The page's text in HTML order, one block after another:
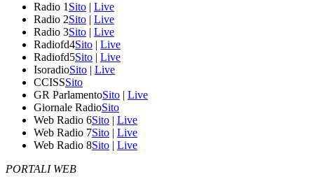
Radio 1 Sito | Live
Radio 2Sito | Live
Radio 3Sito | Live
Radiofd4Sito | Live
Radiofd5Sito | Live
IsoradioSito | Live
CCISSSito
GR ParlamentoSito | Live
Giornale RadioSito
Web Radio 6Sito | Live
Web Radio 7Sito | Live
Web Radio 8Sito | Live
PORTALI WEB